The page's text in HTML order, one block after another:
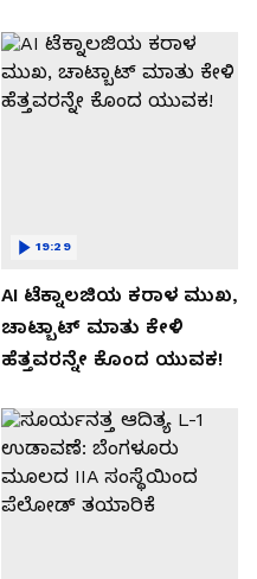
AI ಟೆಕ್ನಾಲಜಿಯ ಕರಾಳ ಮುಖ,
ಚಾಟ್ಬಾಟ್ ಮಾತು ಕೇಳಿ
ಹೆತ್ತವರನ್ನೇ ಕೊಂದ ಯುವಕ!
19:29